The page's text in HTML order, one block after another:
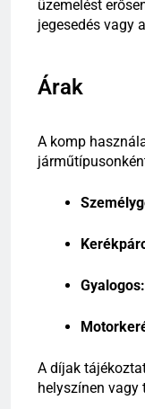
üzemelést
jegesedés vagy
Árak
A komp
Gyalogos:
A díjak
helyszínen vagy